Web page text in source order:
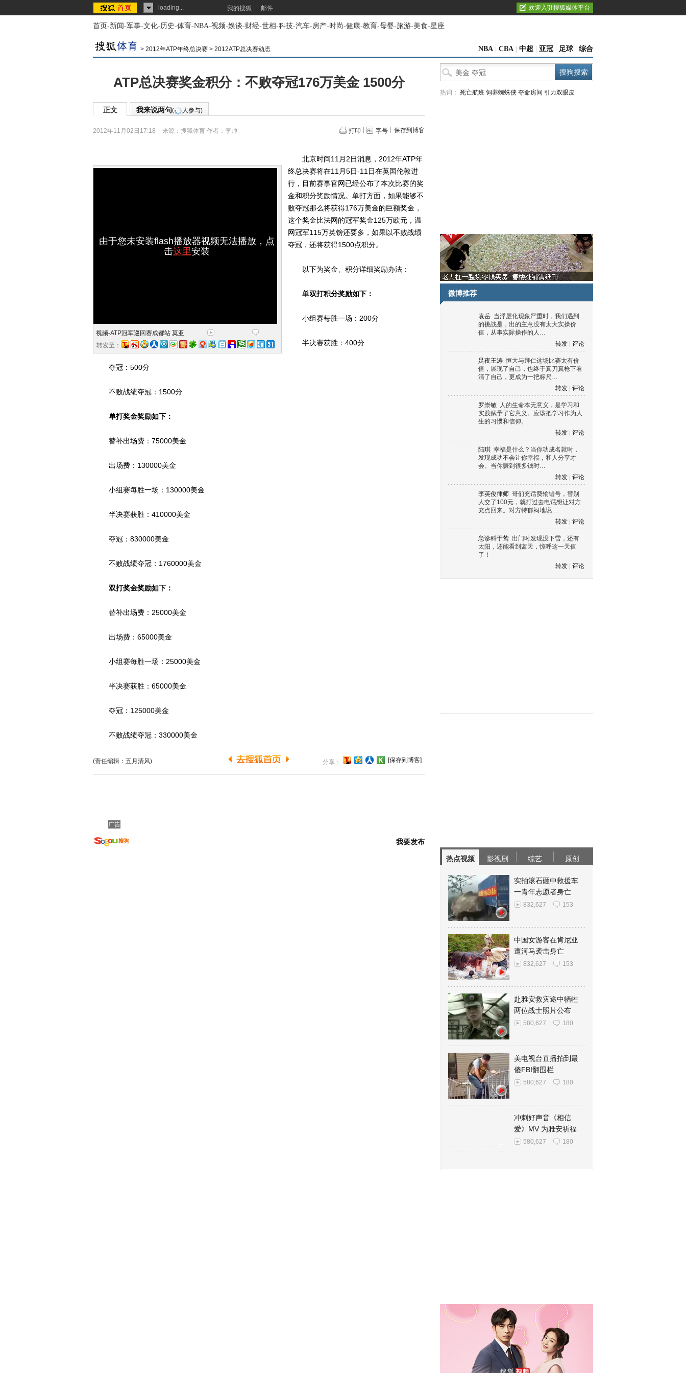
loading... 我的搜狐 邮件 欢迎入驻搜狐媒体平台
首页-新闻-军事-文化-历史-体育-NBA-视频-娱谈-财经-世相-科技-汽车-房产-时尚-健康-教育-母婴-旅游-美食-星座
> 2012年ATP年终总决赛 > 2012ATP总决赛动态 NBA CBA 中超 亚冠 足球 综合
ATP总决赛奖金积分：不败夺冠176万美金 1500分
正文 我来说两句( 人参与)
2012年11月02日17:18 来源： 搜狐体育 作者：李帅 打印 字号 保存到博客
由于您未安装flash播放器视频无法播放，点
击这里安装
视频-ATP冠军巡回赛成都站 莫亚
转发至：
北京时间11月2日消息，2012年ATP年
终总决赛将在11月5日-11日在英国伦敦进
行，目前赛事官网已经公布了本次比赛的奖
金和积分奖励情况。单打方面，如果能够不
败夺冠那么将获得176万美金的巨额奖金，
这个奖金比法网的冠军奖金125万欧元，温
网冠军115万英镑还要多，如果以不败战绩
夺冠，还将获得1500点积分。
以下为奖金、积分详细奖励办法：
单双打积分奖励如下：
小组赛每胜一场：200分
半决赛获胜：400分
夺冠：500分
不败战绩夺冠：1500分
单打奖金奖励如下：
替补出场费：75000美金
出场费：130000美金
小组赛每胜一场：130000美金
半决赛获胜：410000美金
夺冠：830000美金
不败战绩夺冠：1760000美金
双打奖金奖励如下：
替补出场费：25000美金
出场费：65000美金
小组赛每胜一场：25000美金
半决赛获胜：65000美金
夺冠：125000美金
不败战绩夺冠：330000美金
(责任编辑：五月清风) 分享： [保存到博客]
广告
我要发布
热词： 死亡航班 饲养蜘蛛侠 夺命房间 引力双眼皮
微博推荐
袁岳 当浮层化现象严重时，我们遇到
的挑战是，出的主意没有太大实操价
值，从事实际操作的人…
转发
评论
足夜王涛 恒大与拜仁这场比赛太有价
值，展现了自己，也终于真刀真枪下看
清了自己，更成为一把标尺…
转发
评论
罗崇敏 人的生命本无意义，是学习和
实践赋予了它意义。应该把学习作为人
生的习惯和信仰。
转发
评论
陆琪 幸福是什么？当你功成名就时，
发现成功不会让你幸福，和人分享才
会。当你赚到很多钱时…
转发
评论
李英俊律师 哥们充话费输错号，替别
人交了100元，就打过去电话想让对方
充点回来。对方特郁闷地说…
转发
评论
急诊科于莺 出门时发现没下雪，还有
太阳，还能看到蓝天，惊呼这一天值
了！
转发
评论
热点视频 影视剧 综艺 原创
实拍滚石砸中救援车
一青年志愿者身亡
832,627 153
中国女游客在肯尼亚
遭河马袭击身亡
832,627 153
赴雅安救灾途中牺牲
两位战士照片公布
580,627 180
美电视台直播拍到最
傻FBI翻围栏
580,627 180
冲刺好声音《相信
爱》MV 为雅安祈福
580,627 180